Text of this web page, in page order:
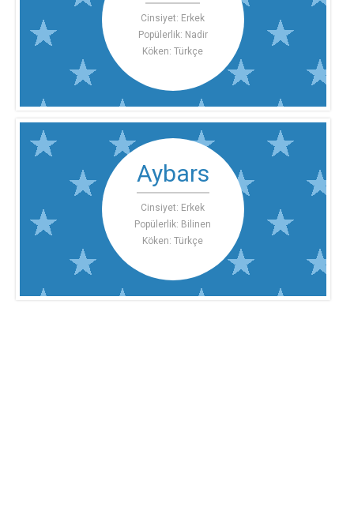
Cinsiyet: Erkek
Popülerlik: Nadir
Köken: Türkçe
Aybars
Cinsiyet: Erkek
Popülerlik: Bilinen
Köken: Türkçe